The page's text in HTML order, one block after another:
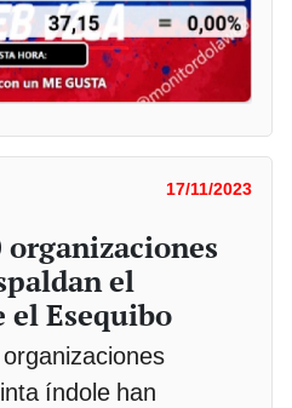
17/11/2023
organizaciones
el
el Esequibo
índole han